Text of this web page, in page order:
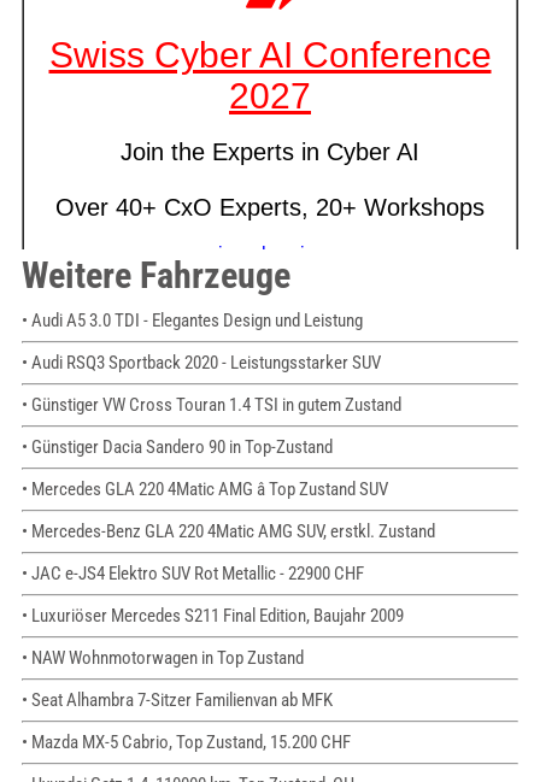
Weitere Fahrzeuge
• Audi A5 3.0 TDI - Elegantes Design und Leistung
• Audi RSQ3 Sportback 2020 - Leistungsstarker SUV
• Günstiger VW Cross Touran 1.4 TSI in gutem Zustand
• Günstiger Dacia Sandero 90 in Top-Zustand
• Mercedes GLA 220 4Matic AMG â Top Zustand SUV
• Mercedes-Benz GLA 220 4Matic AMG SUV, erstkl. Zustand
• JAC e-JS4 Elektro SUV Rot Metallic - 22900 CHF
• Luxuriöser Mercedes S211 Final Edition, Baujahr 2009
• NAW Wohnmotorwagen in Top Zustand
• Seat Alhambra 7-Sitzer Familienvan ab MFK
• Mazda MX-5 Cabrio, Top Zustand, 15.200 CHF